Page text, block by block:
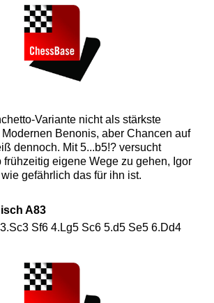
Variante nicht als stärkste
Benonis, aber Chancen auf
dennoch. Mit 5...b5!? versucht
frühzeitig eigene Wege zu gehen, Igor
gefährlich das für ihn ist.
A83
Sf6 4.Lg5 Sc6 5.d5 Se5 6.Dd4